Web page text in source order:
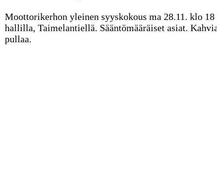
Moottorikerhon yleinen syyskokous ma 28.11. klo 18
hallilla, Taimelantiellä. Sääntömääräiset asiat.
pullaa.